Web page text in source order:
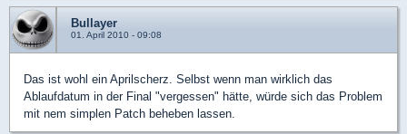
Bullayer
01. April 2010 - 09:08
Das ist wohl ein Aprilscherz. Selbst wenn man wirklich das
Ablaufdatum in der Final "vergessen" hätte, würde sich das Problem
mit nem simplen Patch beheben lassen.